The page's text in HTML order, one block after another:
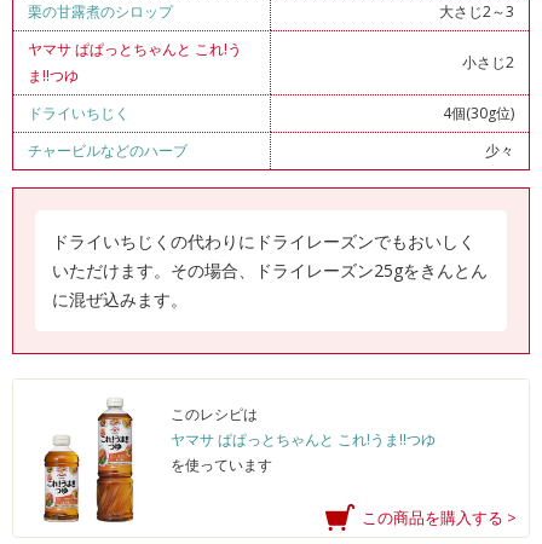
栗の甘露煮のシロップ
大さじ2～3
ヤマサ ぱぱっとちゃんと これ!う
ま!!つゆ
小さじ2
ドライいちじく
4個(30g位)
チャービルなどのハーブ
少々
ドライいちじくの代わりにドライレーズンでもおいしく
いただけます。その場合、ドライレーズン25gをきんとん
に混ぜ込みます。
このレシピは
ヤマサ ぱぱっとちゃんと これ!うま!!つゆ
を使っています
この商品を購入する >